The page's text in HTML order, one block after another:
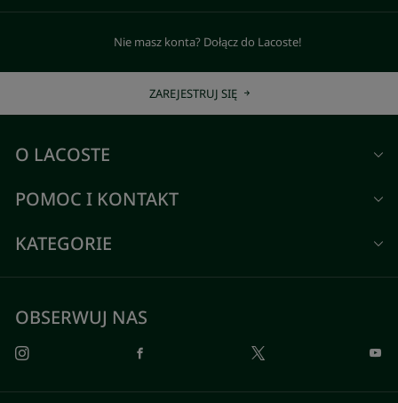
Nie masz konta? Dołącz do Lacoste!
ZAREJESTRUJ SIĘ
O LACOSTE
POMOC I KONTAKT
KATEGORIE
OBSERWUJ NAS